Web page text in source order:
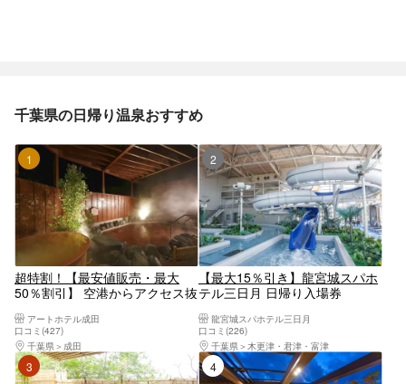
千葉県の日帰り温泉おすすめ
1位
超特割！【最安値販売・最大
50％割引】 空港からアクセス抜
浴チケット
アートホテル成田
口コミ(427)
千葉県
成田
2位
【最大15％引き】龍宮城スパホ
テル三日月 日帰り入場券
龍宮城スパホテル三日月
口コミ(226)
千葉県
木更津・君津・富津
3位 4位